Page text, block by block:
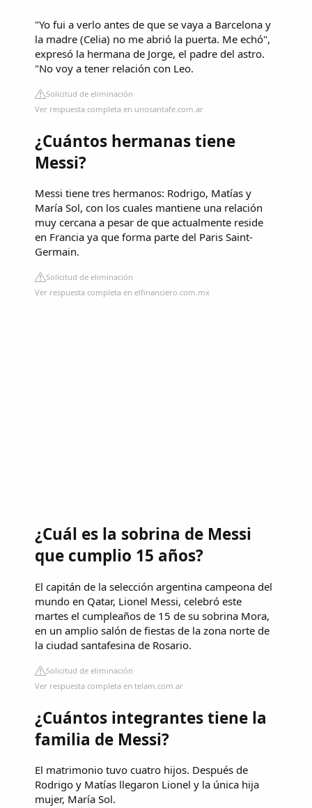
"Yo fui a verlo antes de que se vaya a Barcelona y
la madre (Celia) no me abrió la puerta. Me echó",
expresó la hermana de Jorge, el padre del astro.
"No voy a tener relación con Leo.
Solicitud de eliminación
Ver respuesta completa en unosantafe.com.ar
¿Cuántos hermanas tiene
Messi?
Messi tiene tres hermanos: Rodrigo, Matías y
María Sol, con los cuales mantiene una relación
muy cercana a pesar de que actualmente reside
en Francia ya que forma parte del Paris Saint-
Germain.
Solicitud de eliminación
Ver respuesta completa en elfinanciero.com.mx
¿Cuál es la sobrina de Messi
que cumplio 15 años?
El capitán de la selección argentina campeona del
mundo en Qatar, Lionel Messi, celebró este
martes el cumpleaños de 15 de su sobrina Mora,
en un amplio salón de fiestas de la zona norte de
la ciudad santafesina de Rosario.
Solicitud de eliminación
Ver respuesta completa en telam.com.ar
¿Cuántos integrantes tiene la
familia de Messi?
El matrimonio tuvo cuatro hijos. Después de
Rodrigo y Matías llegaron Lionel y la única hija
mujer, María Sol.